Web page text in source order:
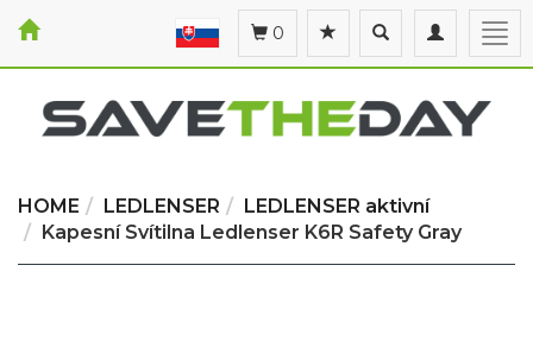
Toggle
navigation
Toggle
search
0
HOME LEDLENSER
LEDLENSER aktivní
Kapesní Svítilna Ledlenser K6R Safety Gray